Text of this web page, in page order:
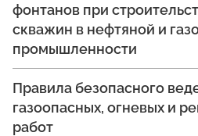
фонтанов при
скважин в нефтяной и
промышленности
Правила безопасного
газоопасных, огневых и
работ